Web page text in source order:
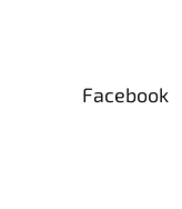
Facebook